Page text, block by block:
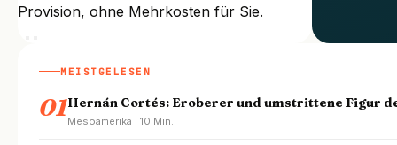
Provision, ohne Mehrkosten für Sie.
MEISTGELESEN
01Hernán Cortés: Eroberer und umstrittene Figur
Mesoamerika · 10 Min.